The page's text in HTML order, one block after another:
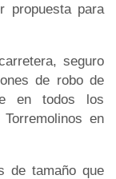
propuesta para
seguro
de robo de
en todos los
en
de tamaño que